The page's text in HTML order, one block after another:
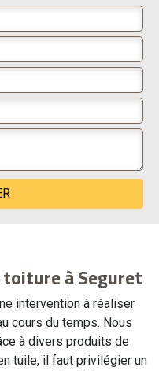
à Seguret
intervention à réaliser
cours du temps. Nous
à divers produits de
tuile, il faut privilégier un